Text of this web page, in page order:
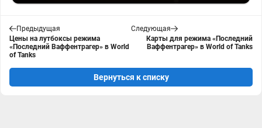
Предыдущая
Цены на лутбоксы режима
«Последний Ваффентрагер» в World
of Tanks
Следующая
Карты для режима «Последний
Ваффентрагер» в World of Tanks
Вернуться к списку